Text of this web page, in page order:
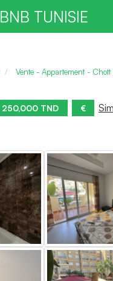
BNB TUNISIE
Vente - Appartement - Chott
250,000 TND €